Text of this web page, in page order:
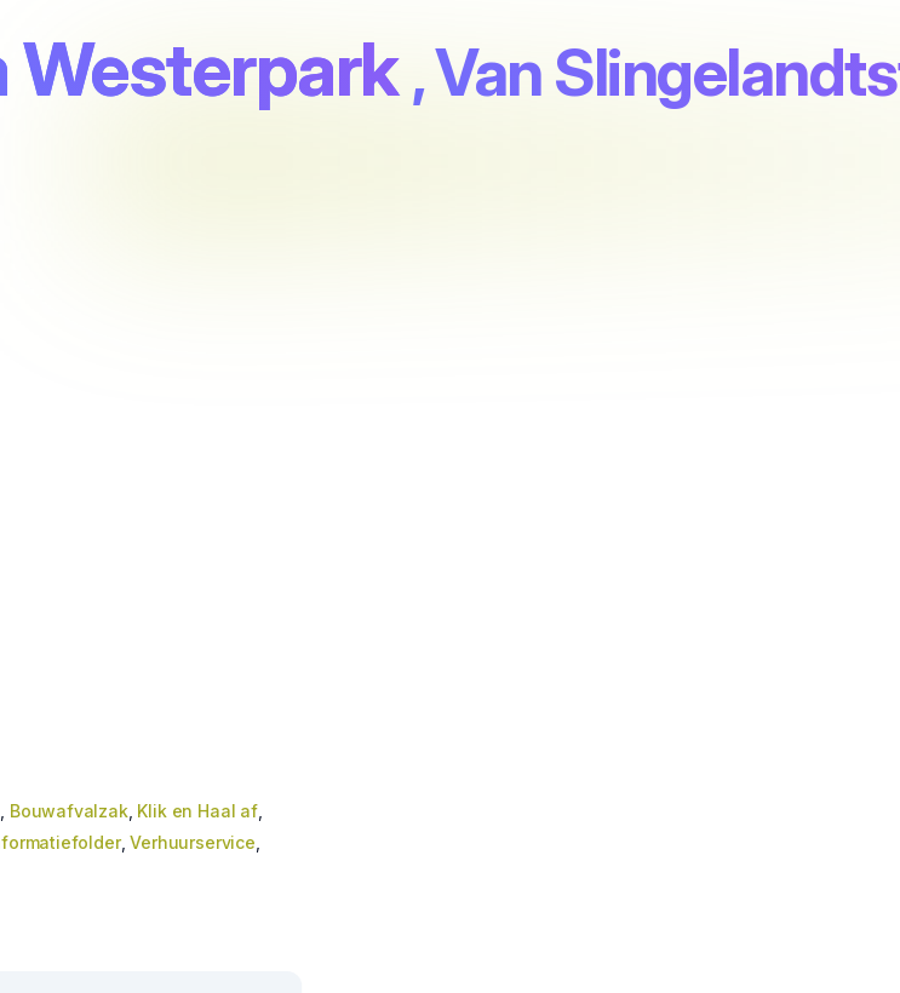
Westerpark , Van
Bouwafvalzak, Klik en Haal af,
,Verhuurservice